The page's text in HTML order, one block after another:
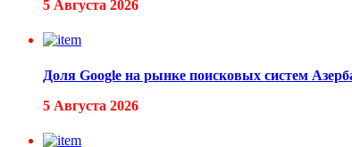
5 Августа 2026
Доля Google на рынке поисковых систем
5 Августа 2026